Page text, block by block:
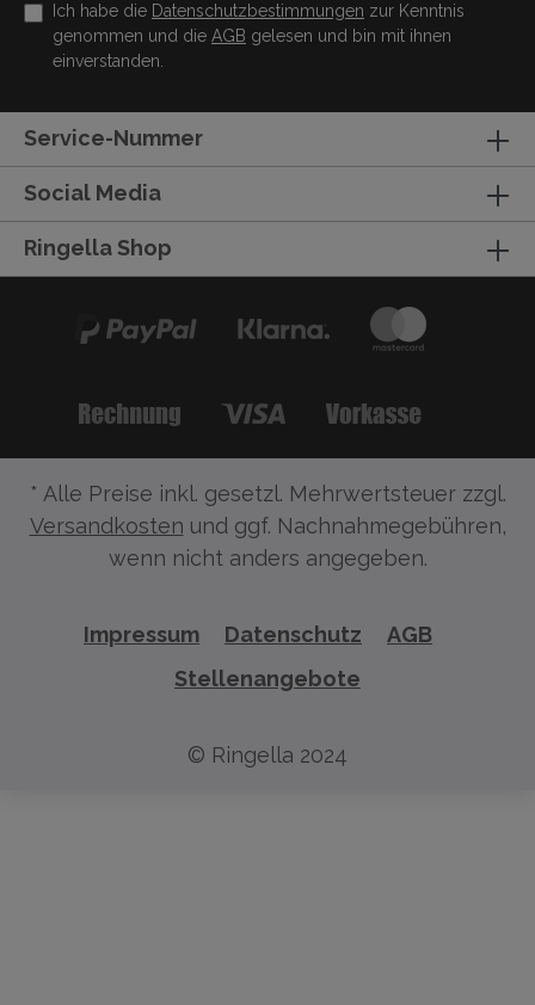
Ich habe die Datenschutzbestimmungen zur Kenntnis
genommen und die AGB gelesen und bin mit ihnen
einverstanden.
Service-Nummer
Social Media
Ringella Shop
* Alle Preise inkl. gesetzl. Mehrwertsteuer zzgl.
Versandkosten und ggf. Nachnahmegebühren,
wenn nicht anders angegeben.
Impressum Datenschutz
AGB
Stellenangebote
© Ringella 2024